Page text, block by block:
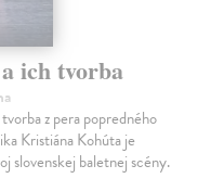
ich tvorba
z pera popredného
Kristiána Kohúta je
slovenskej baletnej scény.